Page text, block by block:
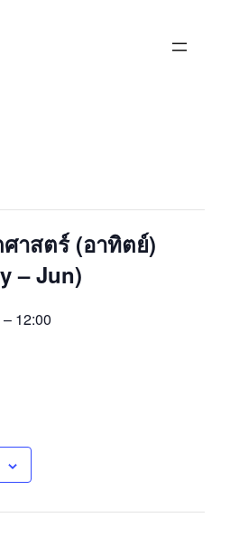
าสตร์ (อาทิตย์)
– Jun)
– 12:00